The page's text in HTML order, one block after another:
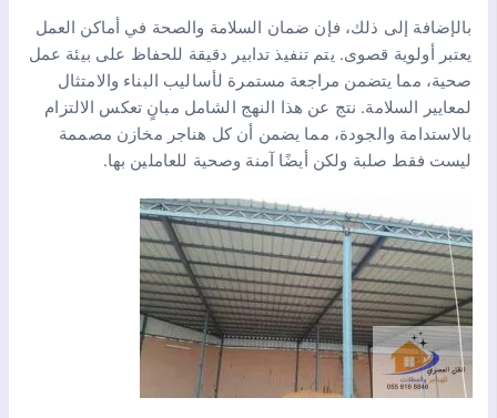
بالإضافة إلى ذلك، فإن ضمان السلامة والصحة في أماكن العمل
يعتبر أولوية قصوى. يتم تنفيذ تدابير دقيقة للحفاظ على بيئة عمل
صحية، مما يتضمن مراجعة مستمرة لأساليب البناء والامتثال
لمعايير السلامة. نتج عن هذا النهج الشامل مبانٍ تعكس الالتزام
بالاستدامة والجودة، مما يضمن أن كل هناجر مخازن مصممة
ليست فقط صلبة ولكن أيضًا آمنة وصحية للعاملين بها.